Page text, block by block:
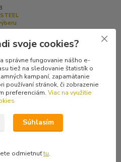
svoje cookies?
správne fungovanie nášho e-
tiež na sledovanie štatistík o
kampaní, zapamätanie
používaní stránok, či zobrazenie
preferenciám. Viac na využitie
Súhlasím
odmietnuťtu.